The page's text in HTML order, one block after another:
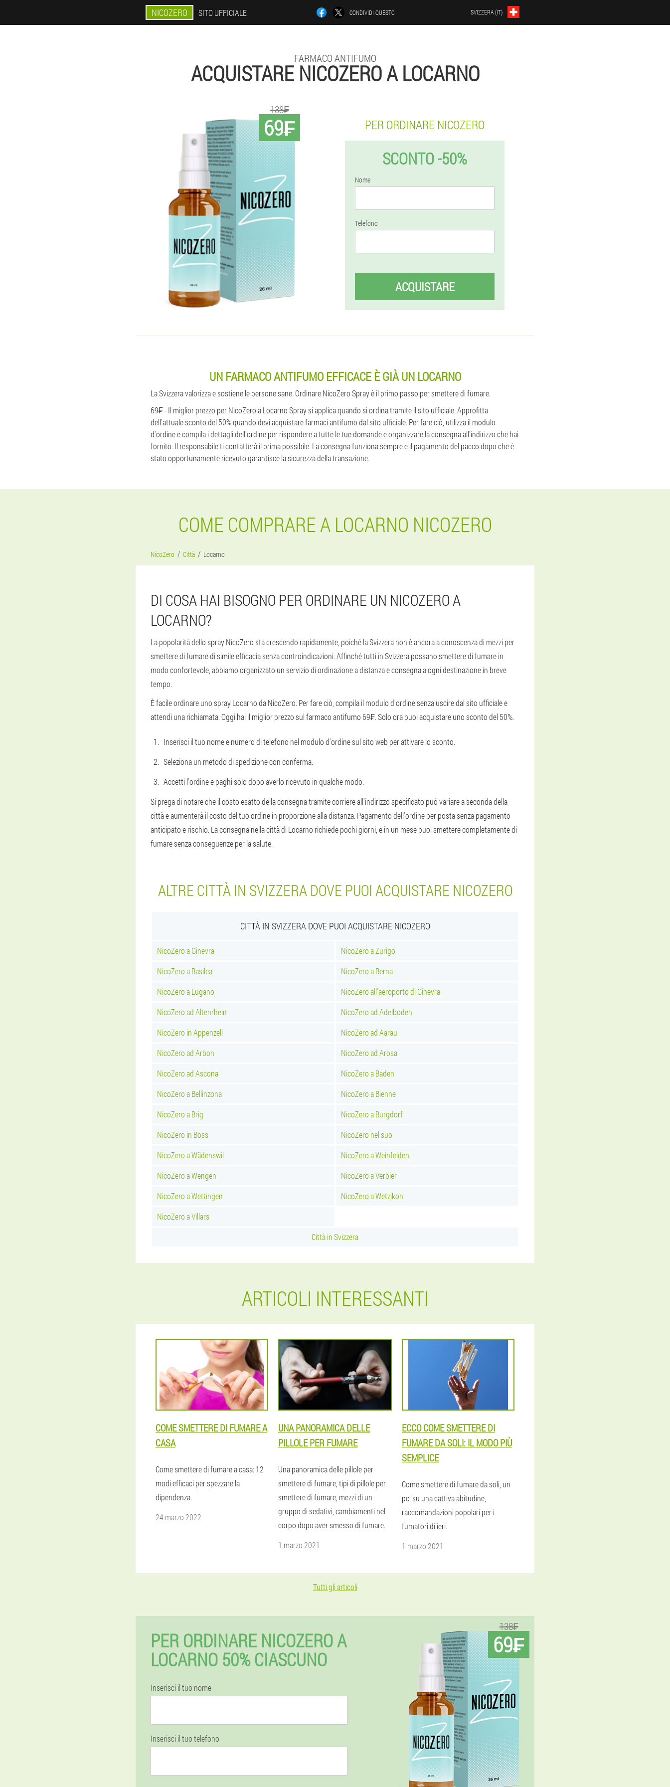
NICOZERO SITO UFFICIALE CONDIVIDI QUESTO SVIZZERA (IT)
FARMACO ANTIFUMO
ACQUISTARE NICOZERO A LOCARNO
69₣
138₣
PER ORDINARE NICOZERO
SCONTO -50%
Nome
Telefono
ACQUISTARE
UN FARMACO ANTIFUMO EFFICACE È GIÀ UN LOCARNO
La Svizzera valorizza e sostiene le persone sane. Ordinare NicoZero Spray è il primo passo per smettere di fumare.
69₣ - Il miglior prezzo per NicoZero a Locarno Spray si applica quando si ordina tramite il sito ufficiale. Approfitta
dell'attuale sconto del 50% quando devi acquistare farmaci antifumo dal sito ufficiale. Per fare ciò, utilizza il modulo
d'ordine e compila i dettagli dell'ordine per rispondere a tutte le tue domande e organizzare la consegna all'indirizzo che hai
fornito. Il responsabile ti contatterà il prima possibile. La consegna funziona sempre e il pagamento del pacco dopo che è
stato opportunamente ricevuto garantisce la sicurezza della transazione.
COME COMPRARE A LOCARNO NICOZERO
NicoZero Città Locarno
DI COSA HAI BISOGNO PER ORDINARE UN NICOZERO A
LOCARNO?
La popolarità dello spray NicoZero sta crescendo rapidamente, poiché la Svizzera non è ancora a conoscenza di mezzi per
smettere di fumare di simile efficacia senza controindicazioni. Affinché tutti in Svizzera possano smettere di fumare in
modo confortevole, abbiamo organizzato un servizio di ordinazione a distanza e consegna a ogni destinazione in breve
tempo.
È facile ordinare uno spray Locarno da NicoZero. Per fare ciò, compila il modulo d'ordine senza uscire dal sito ufficiale e
attendi una richiamata. Oggi hai il miglior prezzo sul farmaco antifumo 69₣. Solo ora puoi acquistare uno sconto del 50%.
Inserisci il tuo nome e numero di telefono nel modulo d'ordine sul sito web per attivare lo sconto.
Seleziona un metodo di spedizione con conferma.
Accetti l'ordine e paghi solo dopo averlo ricevuto in qualche modo.
Si prega di notare che il costo esatto della consegna tramite corriere all'indirizzo specificato può variare a seconda della
città e aumenterà il costo del tuo ordine in proporzione alla distanza. Pagamento dell'ordine per posta senza pagamento
anticipato e rischio. La consegna nella città di Locarno richiede pochi giorni, e in un mese puoi smettere completamente di
fumare senza conseguenze per la salute.
ALTRE CITTÀ IN SVIZZERA DOVE PUOI ACQUISTARE NICOZERO
CITTÀ IN SVIZZERA DOVE PUOI ACQUISTARE NICOZERO
NicoZero a Ginevra
NicoZero a Zurigo
NicoZero a Basilea
NicoZero a Berna
NicoZero a Lugano
NicoZero all'aeroporto di Ginevra
NicoZero ad Altenrhein
NicoZero ad Adelboden
NicoZero in Appenzell
NicoZero ad Aarau
NicoZero ad Arbon
NicoZero ad Arosa
NicoZero ad Ascona
NicoZero a Baden
NicoZero a Bellinzona
NicoZero a Bienne
NicoZero a Brig
NicoZero a Burgdorf
NicoZero in Boss
NicoZero nel suo
NicoZero a Wädenswil
NicoZero a Weinfelden
NicoZero a Wengen
NicoZero a Verbier
NicoZero a Wettingen
NicoZero a Wetzikon
NicoZero a Villars
Città in Svizzera
ARTICOLI INTERESSANTI
COME SMETTERE DI FUMARE A
CASA
Come smettere di fumare a casa: 12
modi efficaci per spezzare la
dipendenza.
24 marzo 2022
UNA PANORAMICA DELLE
PILLOLE PER FUMARE
Una panoramica delle pillole per
smettere di fumare, tipi di pillole per
smettere di fumare, mezzi di un
gruppo di sedativi, cambiamenti nel
corpo dopo aver smesso di fumare.
1 marzo 2021
ECCO COME SMETTERE DI
FUMARE DA SOLI: IL MODO PIÙ
SEMPLICE
Come smettere di fumare da soli, un
po 'su una cattiva abitudine,
raccomandazioni popolari per i
fumatori di ieri.
1 marzo 2021
Tutti gli articoli
PER ORDINARE NICOZERO A
LOCARNO 50% CIASCUNO
Inserisci il tuo nome
Inserisci il tuo telefono
138₣
69₣